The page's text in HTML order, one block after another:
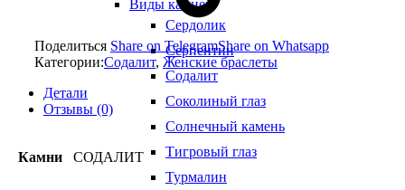
Виды камней
Сердолик
Серпентин
Содалит
Соколиный глаз
Солнечный камень
Тигровый глаз
Турмалин
Поделиться Share on TelegramShare on Whatsapp
Категории:Содалит, Женские браслеты
Детали
Отзывы (0)
Камни СОДАЛИТ